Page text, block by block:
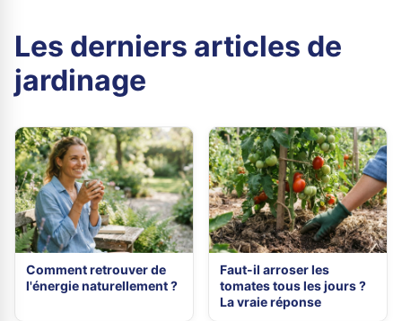
Les derniers articles de
jardinage
Comment retrouver de
l'énergie naturellement ?
Faut-il arroser les
tomates tous les jours ?
La vraie réponse